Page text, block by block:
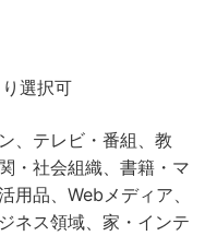
選択可
、テレビ・番組、教
・社会組織、書籍・マ
用品、Webメディア、
ネス領域、家・インテ